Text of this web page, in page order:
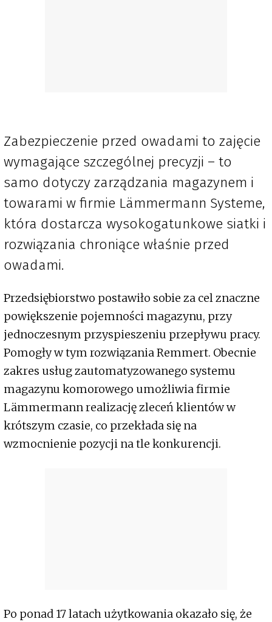
Zabezpieczenie przed owadami to zajęcie
wymagające szczególnej precyzji – to
samo dotyczy zarządzania magazynem i
towarami w firmie Lämmermann Systeme,
która dostarcza wysokogatunkowe siatki i
rozwiązania chroniące właśnie przed
owadami.
Przedsiębiorstwo postawiło sobie za cel znaczne
powiększenie pojemności magazynu, przy
jednoczesnym przyspieszeniu przepływu pracy.
Pomogły w tym rozwiązania Remmert. Obecnie
zakres usług zautomatyzowanego systemu
magazynu komorowego umożliwia firmie
Lämmermann realizację zleceń klientów w
krótszym czasie, co przekłada się na
wzmocnienie pozycji na tle konkurencji.
Po ponad 17 latach użytkowania okazało się, że